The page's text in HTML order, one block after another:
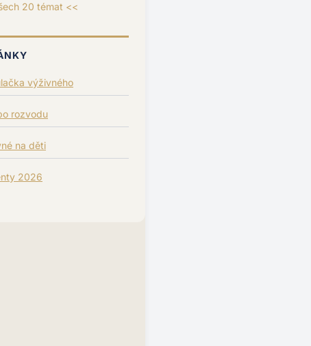
20 témat <<
výživného
rozvodu
na děti
2026